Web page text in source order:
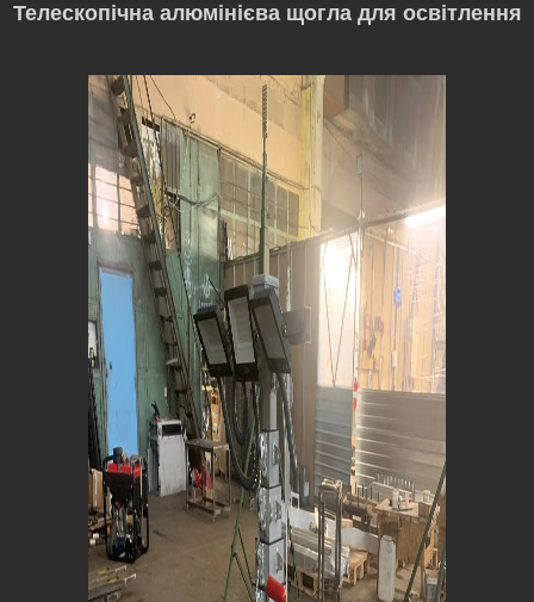
Телескопічна алюмінієва щогла для освітлення